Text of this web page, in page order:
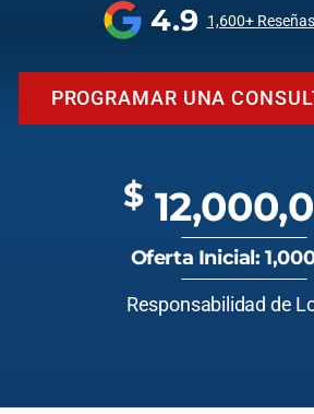
4.9 1,600+
PROGRAMAR UNA
$
Oferta Inicial:
Responsabilidad de